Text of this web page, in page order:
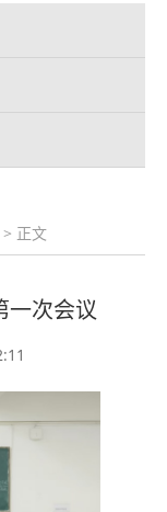
> 正文
一次会议